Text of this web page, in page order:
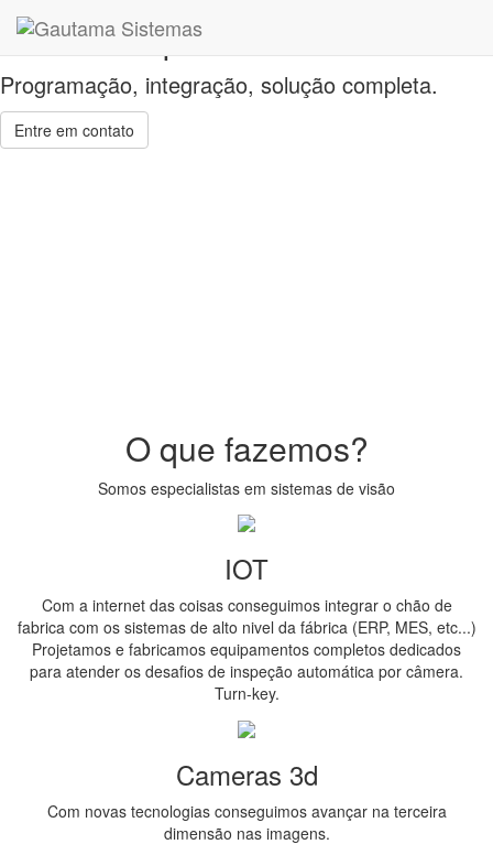
Visão Computacional
Programação, integração, solução completa.
Entre em contato
O que fazemos?
Somos especialistas em sistemas de visão
IOT
Com a internet das coisas conseguimos integrar o chão de
fabrica com os sistemas de alto nivel da fábrica (ERP, MES, etc...)
Projetamos e fabricamos equipamentos completos dedicados
para atender os desafios de inspeção automática por câmera.
Turn-key.
Cameras 3d
Com novas tecnologias conseguimos avançar na terceira
dimensão nas imagens.